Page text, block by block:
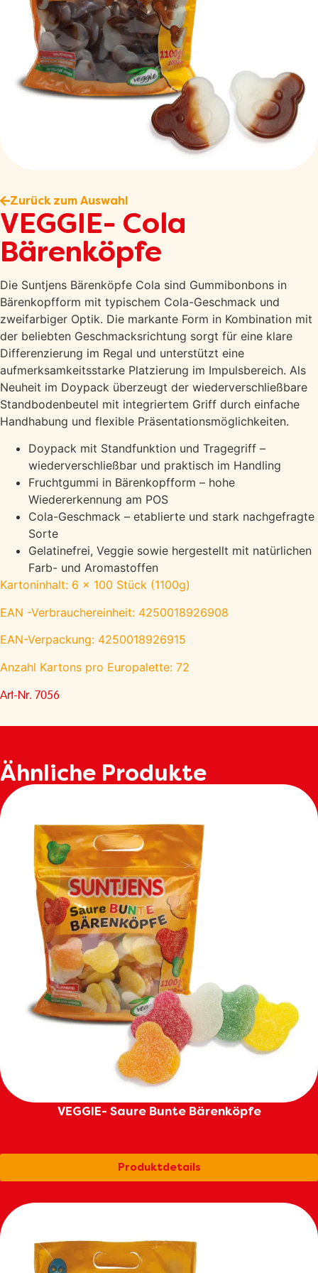
Zurück zum Auswahl
VEGGIE- Cola
Bärenköpfe
Die Suntjens Bärenköpfe Cola sind Gummibonbons in
Bärenkopfform mit typischem Cola-Geschmack und
zweifarbiger Optik. Die markante Form in Kombination mit
der beliebten Geschmacksrichtung sorgt für eine klare
Differenzierung im Regal und unterstützt eine
aufmerksamkeitsstarke Platzierung im Impulsbereich. Als
Neuheit im Doypack überzeugt der wiederverschließbare
Standbodenbeutel mit integriertem Griff durch einfache
Handhabung und flexible Präsentationsmöglichkeiten.
Doypack mit Standfunktion und Tragegriff –
wiederverschließbar und praktisch im Handling
Fruchtgummi in Bärenkopfform – hohe
Wiedererkennung am POS
Cola-Geschmack – etablierte und stark nachgefragte
Sorte
Gelatinefrei, Veggie sowie hergestellt mit natürlichen
Farb- und Aromastoffen
Kartoninhalt: 6 x 100 Stück (1100g)
EAN -Verbrauchereinheit: 4250018926908
EAN-Verpackung: 4250018926915
Anzahl Kartons pro Europalette: 72
Art-Nr. 7056
Ähnliche Produkte
VEGGIE- Saure Bunte Bärenköpfe
Produktdetails